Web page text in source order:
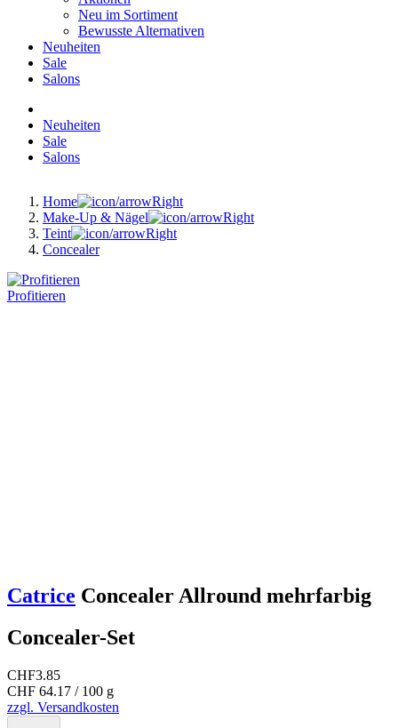
Neu im Sortiment
Bewusste Alternativen
Neuheiten
Sale
Salons
Neuheiten
Sale
Salons
Home
Make-Up & Nägel
Teint
Concealer
Profitieren
Catrice Concealer Allround mehrfarbig
Concealer-Set
CHF3.85
CHF 64.17 / 100 g
zzgl. Versandkosten